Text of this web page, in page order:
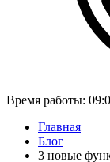
Время работы:
Главная
Блог
3 новые